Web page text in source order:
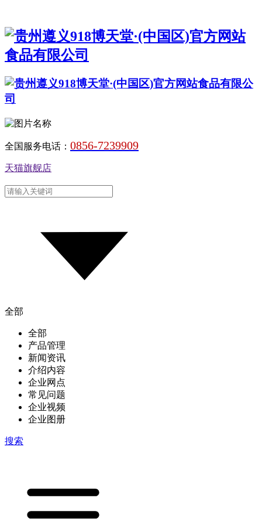
全国服务电话： 0856-7239909
天猫旗舰店
全部
全部
产品管理
新闻资讯
介绍内容
企业网点
常见问题
企业视频
企业图册
搜索